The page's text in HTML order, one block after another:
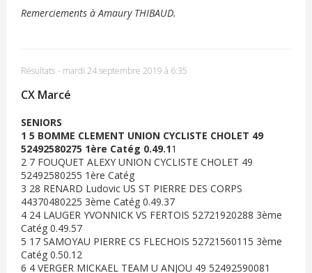
Remerciements à Amaury THIBAUD.
Résultats - mardi 24 septembre 2019 à 6:35
CX Marcé
SENIORS
1 5 BOMME CLEMENT UNION CYCLISTE CHOLET 49
52492580275 1ère Catég 0.49.11
2 7 FOUQUET ALEXY UNION CYCLISTE CHOLET 49
52492580255 1ère Catég
3 28 RENARD Ludovic US ST PIERRE DES CORPS
44370480225 3ème Catég 0.49.37
4 24 LAUGER YVONNICK VS FERTOIS 52721920288 3ème
Catég 0.49.57
5 17 SAMOYAU PIERRE CS FLECHOIS 52721560115 3ème
Catég 0.50.12
6 4 VERGER MICKAEL TEAM U ANJOU 49 52492590081